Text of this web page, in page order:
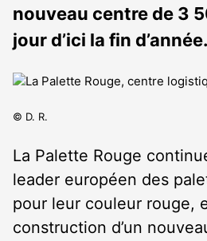
nouveau centre de 3
jour d’ici la fin d’année.
© D. R.
La Palette Rouge
leader européen des
pour leur couleur rouge,
construction d’un